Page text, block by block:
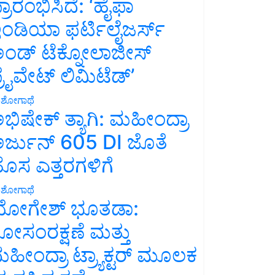
‘ಹೈಫಾ
ಫರ್ಟಿಲೈಜರ್ಸ್
ಟೆಕ್ನೋಲಾಜೀಸ್
ಲಿಮಿಟೆಡ್’
ತ್ಯಾಗಿ: ಮಹೀಂದ್ರಾ
605 DI ಜೊತೆ
ಎತ್ತರಗಳಿಗೆ
ಭೂತಡಾ:
ಮತ್ತು
ಟ್ರ್ಯಾಕ್ಟರ್ ಮೂಲಕ